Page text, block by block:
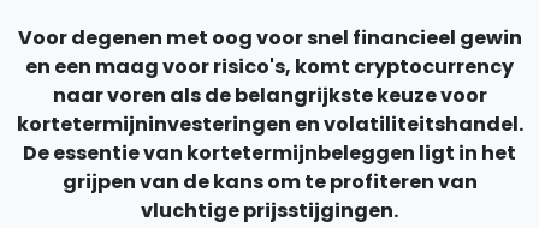
Voor degenen met oog voor snel financieel gewin
en een maag voor risico's, komt cryptocurrency
naar voren als de belangrijkste keuze voor
kortetermijninvesteringen en volatiliteitshandel.
De essentie van kortetermijnbeleggen ligt in het
grijpen van de kans om te profiteren van
vluchtige prijsstijgingen.